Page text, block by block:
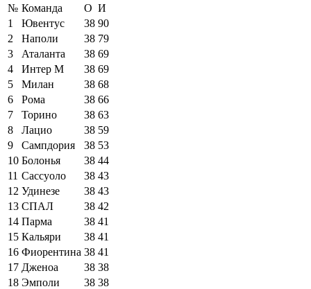
№ Команда О И
1
Ювентус 38 90
2
Наполи 38 79
3
Аталанта 38 69
4
Интер М 38 69
5
Милан 38 68
6
Рома 38 66
7
Торино 38 63
8
Лацио 38 59
9
Сампдория 38 53
10 Болонья 38 44
11 Сассуоло 38 43
12 Удинезе 38 43
13 СПАЛ 38 42
14 Парма 38 41
15 Кальяри 38 41
16 Фиорентина 38 41
17 Дженоа 38 38
18 Эмполи 38 38